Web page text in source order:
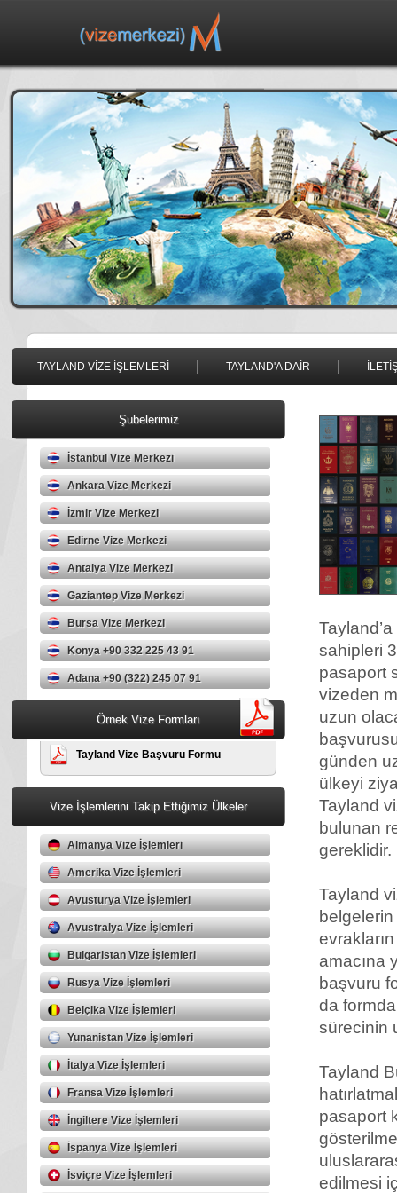
TAYLAND VİZE İŞLEMLERİ TAYLAND'A DAİR
Şubelerimiz
İstanbul Vize Merkezi
Ankara Vize Merkezi
İzmir Vize Merkezi
Edirne Vize Merkezi
Antalya Vize Merkezi
Gaziantep Vize Merkezi
Bursa Vize Merkezi
Konya +90 332 225 43 91
Adana +90 (322) 245 07 91
Örnek Vize Formları
Tayland Vize Başvuru Formu
Vize İşlemlerini Takip Ettiğimiz Ülkeler
Almanya Vize İşlemleri
Amerika Vize İşlemleri
Avusturya Vize İşlemleri
Avustralya Vize İşlemleri
Bulgaristan Vize İşlemleri
Rusya Vize İşlemleri
Belçika Vize İşlemleri
Yunanistan Vize İşlemleri
İtalya Vize İşlemleri
Fransa Vize İşlemleri
İngiltere Vize İşlemleri
İspanya Vize İşlemleri
İsviçre Vize İşlemleri
sahipleri
pasaport
vizeden
uzun
günden
ülkeyi
Tayland
bulunan
gereklidir.
Tayland
amacına
başvuru
da
sürecinin
Tayland
pasaport
edilmesi